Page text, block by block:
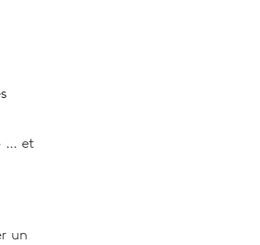
… et
un